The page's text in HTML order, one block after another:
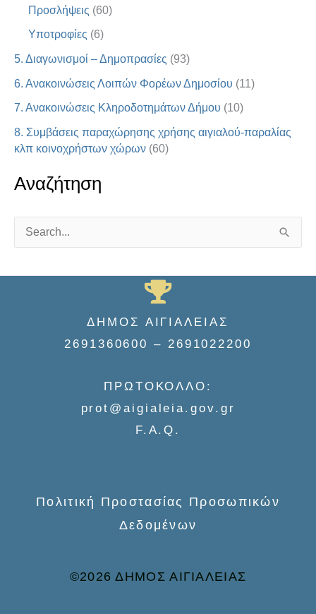
Προσλήψεις (60)
Υποτροφίες (6)
5. Διαγωνισμοί – Δημοπρασίες (93)
6. Ανακοινώσεις Λοιπών Φορέων Δημοσίου (11)
7. Ανακοινώσεις Κληροδοτημάτων Δήμου (10)
8. Συμβάσεις παραχώρησης χρήσης αιγιαλού-παραλίας
κλπ κοινοχρήστων χώρων (60)
Αναζήτηση
a
ΔΗΜΟΣ ΑΙΓΙΑΛΕΙΑΣ
2691360600 – 2691022200
ΠΡΩΤΟΚΟΛΛΟ:
prot@aigialeia.gov.gr
F.A.Q.
Πολιτική Προστασίας Προσωπικών
Δεδομένων
©2026 ΔΗΜΟΣ ΑΙΓΙΑΛΕΙΑΣ